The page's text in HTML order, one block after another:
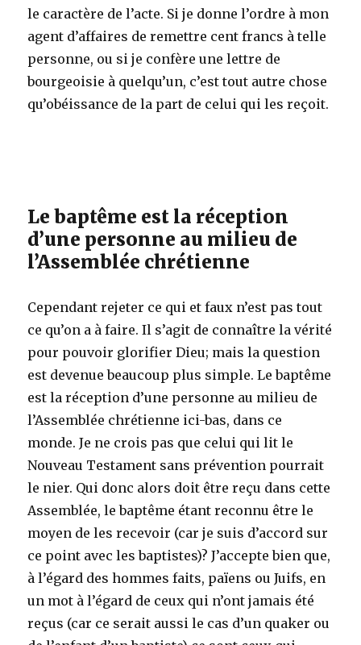
le caractère de l’acte. Si je donne l’ordre à mon
agent d’affaires de remettre cent francs à telle
personne, ou si je confère une lettre de
bourgeoisie à quelqu’un, c’est tout autre chose
qu’obéissance de la part de celui qui les reçoit.
Le baptême est la réception
d’une personne au milieu de
l’Assemblée chrétienne
Cependant rejeter ce qui et faux n’est pas tout
ce qu’on a à faire. Il s’agit de connaître la vérité
pour pouvoir glorifier Dieu; mais la question
est devenue beaucoup plus simple. Le baptême
est la réception d’une personne au milieu de
l’Assemblée chrétienne ici-bas, dans ce
monde. Je ne crois pas que celui qui lit le
Nouveau Testament sans prévention pourrait
le nier. Qui donc alors doit être reçu dans cette
Assemblée, le baptême étant reconnu être le
moyen de les recevoir (car je suis d’accord sur
ce point avec les baptistes)? J’accepte bien que,
à l’égard des hommes faits, païens ou Juifs, en
un mot à l’égard de ceux qui n’ont jamais été
reçus (car ce serait aussi le cas d’un quaker ou